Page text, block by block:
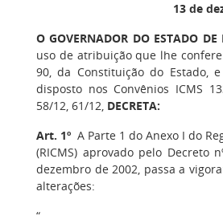
13 de
O GOVERNADOR DO ESTADO DE
uso de atribuição que lhe
90, da Constituição do Estado,
disposto nos Convênios ICMS
58/12, 61/12, DECRETA:
Art. 1º A Parte 1 do Anexo I do
(RICMS) aprovado pelo Decreto
dezembro de 2002, passa a
alterações:
“